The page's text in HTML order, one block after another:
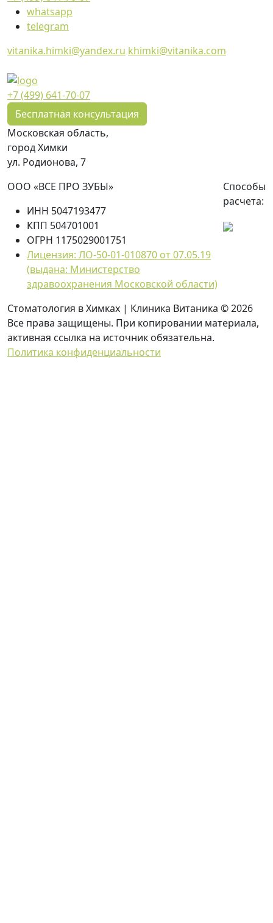
whatsapp
telegram
vitanika.himki@yandex.ru khimki@vitanika.com
+7 (499) 641-70-07
Бесплатная консультация
Московская область,
город Химки
ул. Родионова, 7
ООО «ВСЕ ПРО ЗУБЫ»
ИНН 5047193477
КПП 504701001
ОГРН 1175029001751
Лицензия: ЛО-50-01-010870 от 07.05.19
(выдана: Министерство
здравоохранения Московской области)
Способы
расчета:
Стоматология в Химках | Клиника Витаника © 2026
Все права защищены. При копировании материала,
активная ссылка на источник обязательна.
Политика конфиденциальности